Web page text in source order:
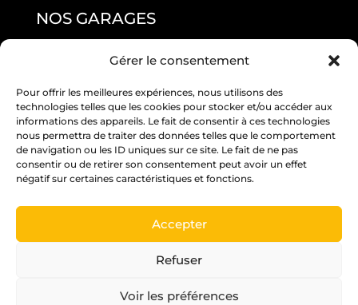
Gérer le consentement
Pour offrir les meilleures expériences, nous utilisons des
technologies telles que les cookies pour stocker et/ou accéder aux
informations des appareils. Le fait de consentir à ces technologies
nous permettra de traiter des données telles que le comportement
de navigation ou les ID uniques sur ce site. Le fait de ne pas
consentir ou de retirer son consentement peut avoir un effet
négatif sur certaines caractéristiques et fonctions.
Accepter
Refuser
Voir les préférences
NOS GARAGES
GARAGE LAURENDEAU BY RS
RS ANGERS PASTEUR
RS EDITION BEAUCOUZÉ
RS JUIGNÉ
RS PARC
RS ST BARTHÉLÉMY D’ANJOU
Un crédit vous engage et doit être remboursé.
de vous engager.
Pour les trajets courts, privilégiez la marche ou le